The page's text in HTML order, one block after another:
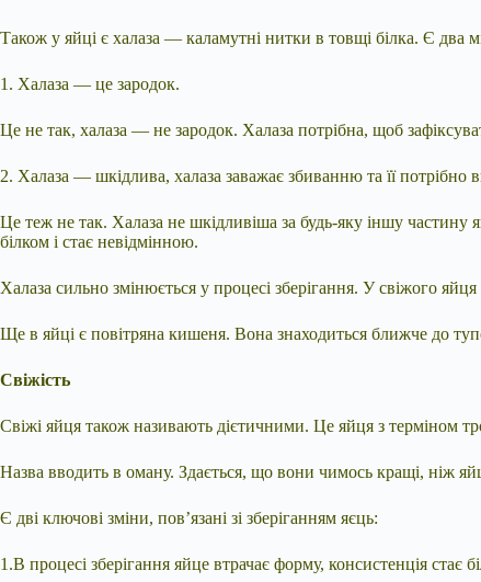
Також у яйці є халаза — каламутні нитки в товщі білка. Є два
1. Халаза — це зародок.
Це не так, халаза — не зародок. Халаза потрібна, щоб
2. Халаза — шкідлива, халаза заважає збиванню та її потрібно
Це теж не так. Халаза не шкідливіша за будь-яку іншу
білком і стає невідмінною.
Халаза сильно змінюється у процесі зберігання. У свіжого
Ще в яйці є повітряна кишеня. Вона знаходиться ближче до
Свіжість
Свіжі яйця також називають дієтичними. Це яйця з терміном
Назва вводить в оману. Здається, що вони чимось кращі, ніж
Є дві ключові зміни, пов’язані зі зберіганням яєць:
1.В процесі зберігання яйце втрачає форму, консистенція